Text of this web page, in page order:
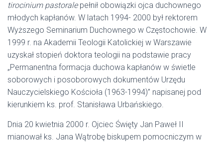
tirocinium pastoralepełnił obowiązki ojca duchownego
młodych kapłanów. W latach 1994- 2000 był rektorem
Wyższego Seminarium Duchownego w Częstochowie. W
1999 r. na Akademii Teologii Katolickiej w Warszawie
uzyskał stopień doktora teologii na podstawie pracy
„Permanentna formacja duchowa kapłanów w świetle
soborowych i posoborowych dokumentów Urzędu
Nauczycielskiego Kościoła (1963-1994)” napisanej pod
kierunkiem ks. prof. Stanisława Urbańskiego.
Dnia 20 kwietnia 2000 r. Ojciec Święty Jan Paweł II
mianował ks. Jana Wątrobę biskupem pomocniczym w